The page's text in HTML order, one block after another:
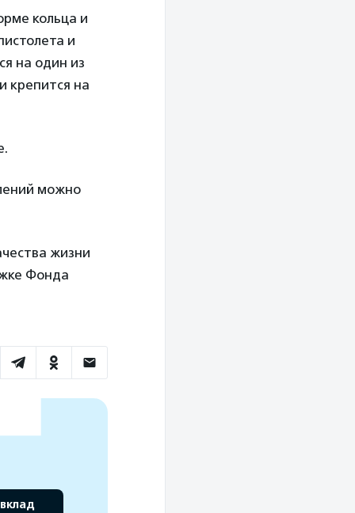
кольца и
и
на один из
крепится на
можно
жизни
Фонда